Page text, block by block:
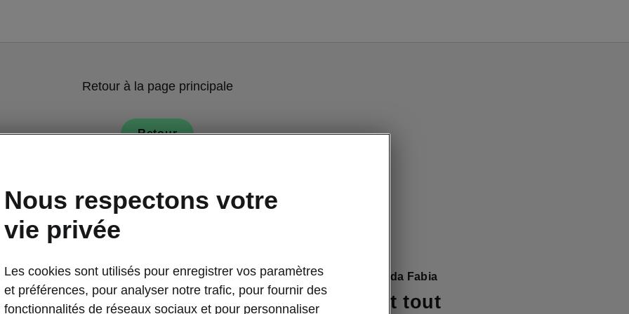
Retour à la page principale
Retour
Sécurité et confort de la Škoda Fabia
La sécurité avant tout
Nous respectons votre
vie privée
Les cookies sont utilisés pour enregistrer vos paramètres
et préférences, pour analyser notre trafic, pour fournir des
fonctionnalités de réseaux sociaux et pour personnaliser